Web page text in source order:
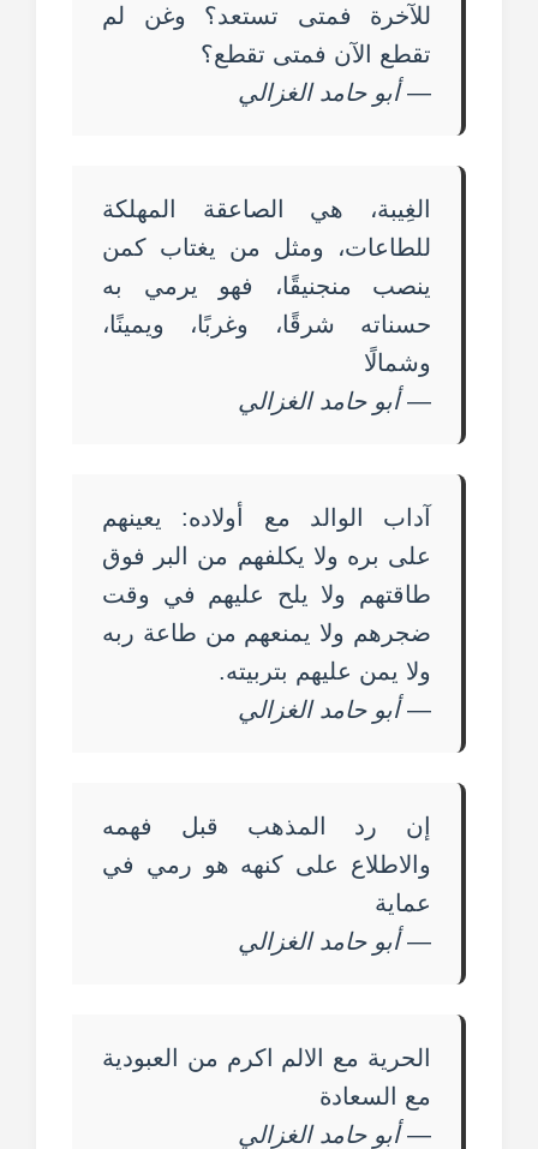
للآخرة فمتى تستعد؟ وغن لم
تقطع الآن فمتى تقطع؟
—أبو حامد الغزالي
الغِيبة، هي الصاعقة المهلكة
للطاعات، ومثل من يغتاب كمن
ينصب منجنيقًا، فهو يرمي به
حسناته شرقًا، وغربًا، ويمينًا،
وشمالًا
—أبو حامد الغزالي
آداب الوالد مع أولاده: يعينهم
على بره ولا يكلفهم من البر فوق
طاقتهم ولا يلح عليهم في وقت
ضجرهم ولا يمنعهم من طاعة ربه
ولا يمن عليهم بتربيته.
—أبو حامد الغزالي
إن رد المذهب قبل فهمه
والاطلاع على كنهه هو رمي في
عماية
—أبو حامد الغزالي
الحرية مع الالم اكرم من العبودية
مع السعادة
—أبو حامد الغزالي